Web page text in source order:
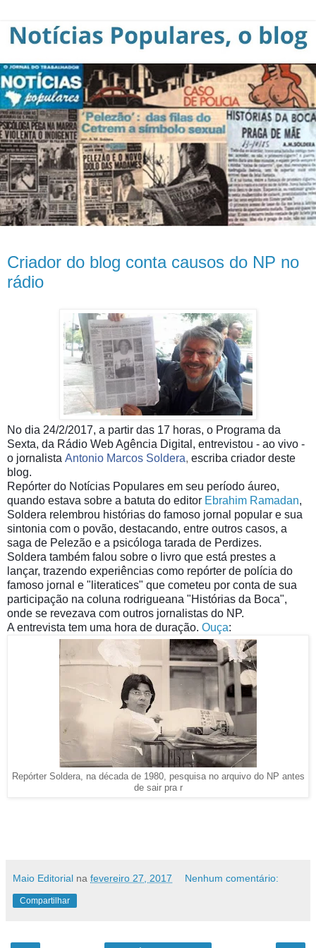
Criador do blog conta causos do NP no
rádio
No dia 24/2/2017, a partir das 17 horas, o Programa da
Sexta, da Rádio Web Agência Digital, entrevistou - ao vivo -
o jornalista Antonio Marcos Soldera, escriba criador deste
blog.
Repórter do Notícias Populares em seu período áureo,
quando estava sobre a batuta do editor Ebrahim Ramadan,
Soldera relembrou histórias do famoso jornal popular e sua
sintonia com o povão, destacando, entre outros casos, a
saga de Pelezão e a psicóloga tarada de Perdizes.
Soldera também falou sobre o livro que está prestes a
lançar, trazendo experiências como repórter de polícia do
famoso jornal e "literatices" que cometeu por conta de sua
participação na coluna rodrigueana "Histórias da Boca",
onde se revezava com outros jornalistas do NP.
A entrevista tem uma hora de duração. Ouça:
Repórter Soldera, na década de 1980, pesquisa no arquivo do NP antes
de sair pra r
Maio Editorial na fevereiro 27, 2017 Nenhum comentário:
Compartilhar